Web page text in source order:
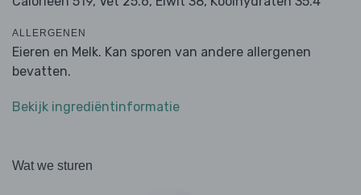
ALLERGENEN
Eieren en Melk. Kan sporen van andere allergenen
bevatten.
Bekijk ingrediëntinformatie
Wat we sturen